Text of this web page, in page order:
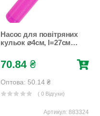
Насос для повітряних
кульок ⌀4см, l=27см (
(883324)
70.84 ₴
Оптова: 50.14 ₴
( 0 Відгуки)
Артикул: 883324